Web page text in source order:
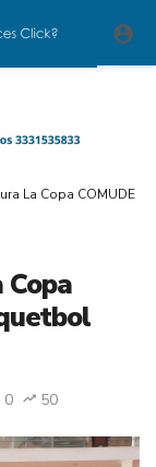
La Copa COMUDE
0 50